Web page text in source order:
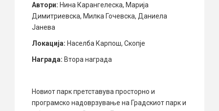
Автори: Нина Карангелеска, Марија
Димитриевска, Милка Гочевска, Даниела
Јанева
Локација: Населба Карпош, Скопје
Награда: Втора награда
Новиот парк претставува просторно и
програмско надоврзување на Градскиот парк и